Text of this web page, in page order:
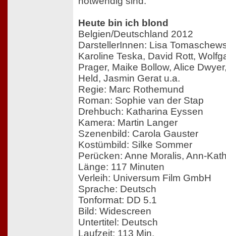
Heute bin ich blond
Belgien/Deutschland 2012
DarstellerInnen: Lisa
Karoline Teska, David Rott,
Prager, Maike Bollow, Alice
Held, Jasmin Gerat u.a.
Regie: Marc Rothemund
Roman: Sophie van der Stap
Drehbuch: Katharina Eyssen
Kamera: Martin Langer
Szenenbild: Carola Gauster
Kostümbild: Silke Sommer
Perücken: Anne Moralis, Ann-
Länge: 117 Minuten
Verleih: Universum Film GmbH
Sprache: Deutsch
Tonformat: DD 5.1
Bild: Widescreen
Untertitel: Deutsch
Laufzeit: 113 Min.